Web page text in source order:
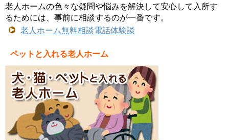
老人ホームの色々な疑問や悩みを解決して安心して入所す
るためには、事前に相談するのが一番です。
老人ホーム無料相談電話体験談
ペットと入れる老人ホーム